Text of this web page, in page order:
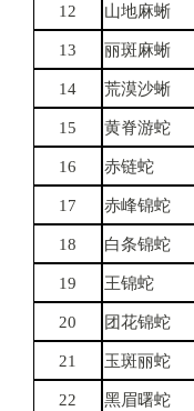
12 山地麻蜥
13 丽斑麻蜥
14 荒漠沙蜥
15 黄脊游蛇
16 赤链蛇
17 赤峰锦蛇
18 白条锦蛇
19 王锦蛇
20 团花锦蛇
21 玉斑丽蛇
22 黑眉曙蛇